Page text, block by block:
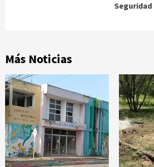
Seguridad
Más Noticias